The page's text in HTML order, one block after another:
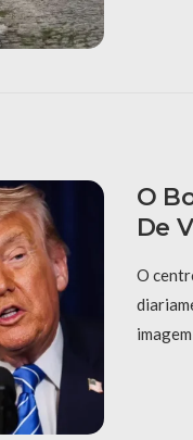
O
De
​O